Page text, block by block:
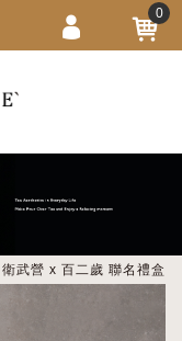
衛武營 x 百二歲 聯名禮盒
0